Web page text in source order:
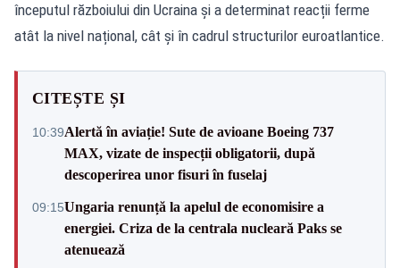
începutul războiului din Ucraina și a determinat reacții ferme
atât la nivel național, cât și în cadrul structurilor euroatlantice.
CITEȘTE ȘI
10:39Alertă în aviație! Sute de avioane Boeing 737
MAX, vizate de inspecții obligatorii, după
descoperirea unor fisuri în fuselaj
09:15Ungaria renunță la apelul de economisire a
energiei. Criza de la centrala nucleară Paks se
atenuează